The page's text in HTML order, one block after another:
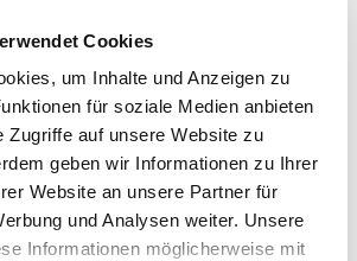
Cookies
um Inhalte und Anzeigen zu
für soziale Medien anbieten
Zugriffe auf unsere Website zu
geben wir Informationen zu Ihrer
Website an unsere Partner für
und Analysen weiter. Unsere
Informationen möglicherweise mit
20-95 2K Grundfüller
in-nass schwarz
Grundfüller mit hohem Festkörper
in-nass-Lackierung. Beim Nass-
muss nach der Trocknung
werden. Dieses Produkt
Spritzverhalten. Neue KTL-
Teile müssen nicht angeschliffen